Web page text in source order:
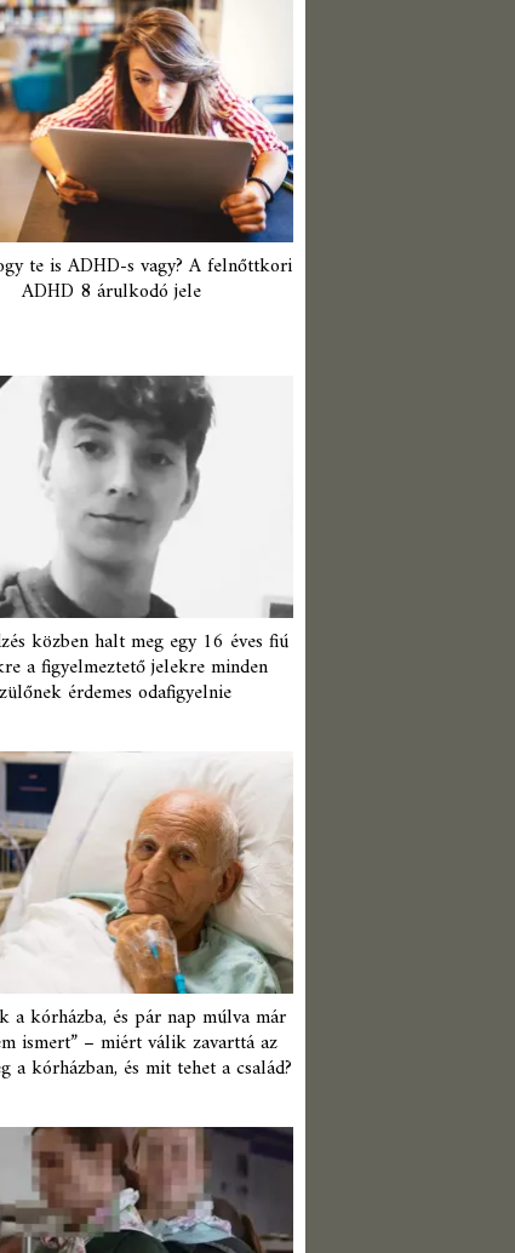
te is ADHD-s vagy? A felnőttkori
ADHD 8 árulkodó jele
közben halt meg egy 16 éves fiú
a figyelmeztető jelekre minden
érdemes odafigyelnie
a kórházba, és pár nap múlva már
ismert” – miért válik zavarttá az
a kórházban, és mit tehet a család?